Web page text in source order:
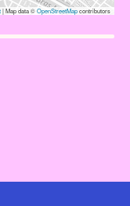
|Map data ©OpenStreetMapcontributors